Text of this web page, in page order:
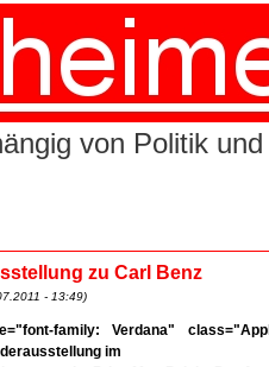
von Politik
zu Carl Benz
- 13:49)
family: Verdana"
im